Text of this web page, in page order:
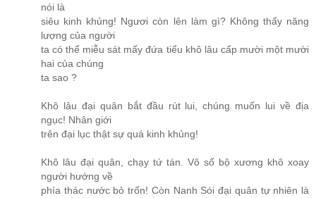
nói là
siêu kinh khủng! Ngươi còn lên làm gì? Không thấy năng
lượng của người
ta có thể miễu sát mấy đứa tiểu khô lâu cấp mười một mười
hai của chúng
ta sao ?
Khô lâu đại quân bắt đầu rút lui, chúng muốn lui về địa
ngục! Nhân giới
trên đại lục thật sự quá kinh khủng!
Khô lâu đại quân, chạy tứ tán. Vô số bộ xương khô xoay
người hướng về
phía thác nước bỏ trốn! Còn Nanh Sói đại quân tự nhiên là